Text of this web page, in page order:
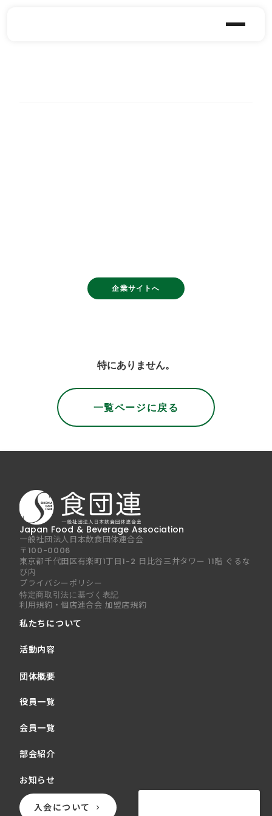
企業サイトへ
特にありません。
一覧ページに戻る
Japan Food & Beverage Association
一般社団法人日本飲食団体連合会
〒100-0006
東京都千代田区有楽町1丁目1-2 日比谷三井タワー 11階 ぐるな
び内
プライバシーポリシー
特定商取引法に基づく表記
利用規約・個店連合会 加盟店規約
私たちについて
活動内容
団体概要
役員一覧
会員一覧
部会紹介
お知らせ
入会について keyboard_arrow_right